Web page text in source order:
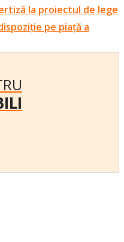
la proiectul de lege
pe piață a